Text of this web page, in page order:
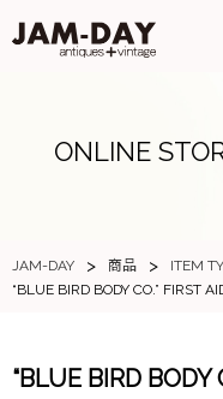
ONLINE
JAM-DAY > 商品 > ITEM
“BLUE BIRD BODY CO.” FIRST
“BLUE BIRD BODY